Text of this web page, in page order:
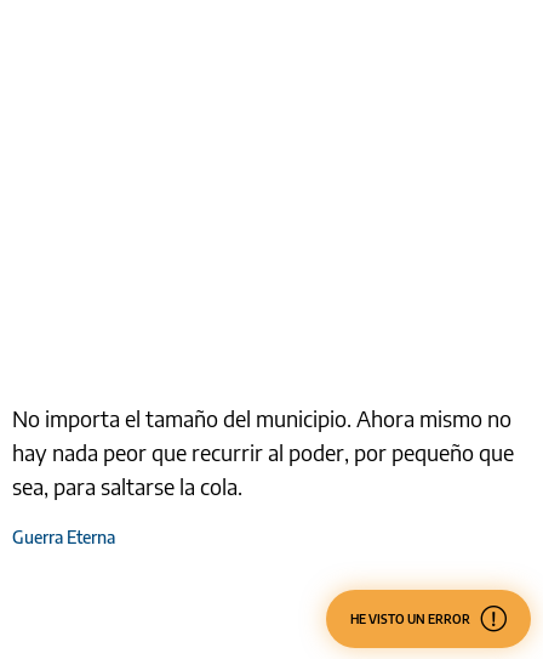
No importa el tamaño del municipio. Ahora mismo no
hay nada peor que recurrir al poder, por pequeño que
sea, para saltarse la cola.
Guerra Eterna
HE VISTO UN ERROR